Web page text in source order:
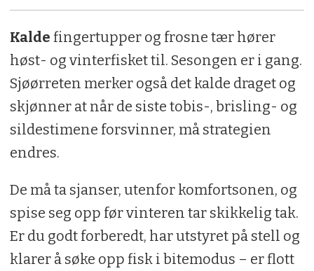
Kalde fingertupper og frosne tær hører
høst- og vinterfisket til. Sesongen er i gang.
Sjøørreten merker også det kalde draget og
skjønner at når de siste tobis-, brisling- og
sildestimene forsvinner, må strategien
endres.
De må ta sjanser, utenfor komfortsonen, og
spise seg opp før vinteren tar skikkelig tak.
Er du godt forberedt, har utstyret på stell og
klarer å søke opp fisk i bitemodus – er flott